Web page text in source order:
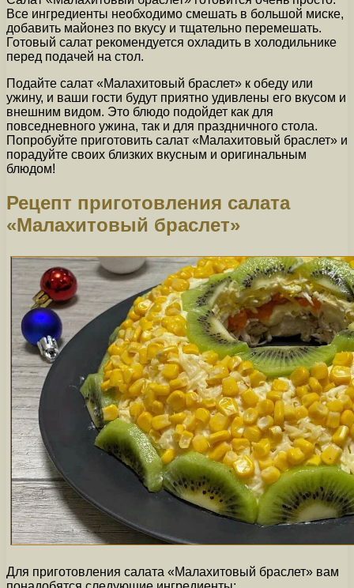
Все ингредиенты необходимо смешать в большой миске,
добавить майонез по вкусу и тщательно перемешать.
Готовый салат рекомендуется охладить в холодильнике
перед подачей на стол.
Подайте салат «Малахитовый браслет» к обеду или
ужину, и ваши гости будут приятно удивлены его вкусом и
внешним видом. Это блюдо подойдет как для
повседневного ужина, так и для праздничного стола.
Попробуйте приготовить салат «Малахитовый браслет» и
порадуйте своих близких вкусным и оригинальным
блюдом!
Рецепт приготовления салата
«Малахитовый браслет»
Для приготовления салата «Малахитовый браслет» вам